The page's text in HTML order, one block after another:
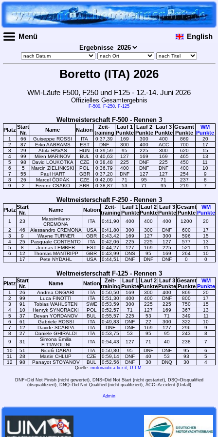
Menü English
Ergebnisse
Boretto (ITA) 2026
WM-Läufe F500, F250 und F125 - 12.-14. Juni 2026
Offizielles Gesamtergebnis
F-500, F-250, F-125
Weltmeisterschaft F-500 - Rennen 3
Platz Start
Nr.
Name Nation
Zeit-
training
Lauf 1
Punkte
Lauf 2
Punkte
Lauf 3
Punkte
Gesamt
Punkte
WM
Punkte
1 66 Guiseppe ROSSI ITA 0:37,39 169 300 400 869
20
2
87 Erko AABRAMS EST DNF 300 400 ACC 700
17
3
29 Attila HAVAS HUN 0:39,59 95 225 300 620
15
4
99 Milen MARINOV BUL 0:40,63 127 169 169 465
13
5
98 David LOUKOTKA CZE 0:38,48 225 DNF 225 450
11
6
5 Marcin ZIELIŃKSKI POL 0:36,79 400 DNF DNF 400
10
7
55 Paul HART GBR 0:37,20 DNF 127 127 254
9
8
26 Marcel ČOPÁK CZE 0:42,09 71 95 71 237
8
9
2 Ferenc CSAKO SRB 0:38,87 53 71 95 219 7
Weltmeisterschaft F-250 - Rennen 3
PlatzStart
Nr.
Name Nation
Zeit-
training
Lauf 1
Punkte
Lauf 2
Punkte
Lauf 3
Punkte
Gesamt
Punkte
WM
Punkte
1 23
Massimiliano
CREMONA
ITA 0:41,90 400 400 400 1200
20
2
46 Alessandro CREMONA USA 0:41,80 300 300 DNF 600
17
3
9 Wayne TURNER GBR 0:43,42 169 127 300 596
15
4
25 Pasquale CONTENTO ITA 0:42,06 225 225 127 577
13
5
8 Joonas LEMBER EST 0:44,27 127 169 225 521
11
6
12 Thomas MANTRIPP GBR 0:43,99 DNS 95 169 264
10
17
Pete NYDAHL USA 0:44,51 DNF DNF DNF 0 0
Weltmeisterschaft F-125 - Rennen 3
PlatzStart
Nr.
Name Nation
Zeit-
training
Lauf 1
Punkte
Lauf 2
Punkte
Lauf 3
Punkte
Gesamt
Punkte
WM
Punkte
1 26 Andrea ONGARI ITA 0:50,50 169 300 400 869
20
2
99 Luca FINOTTI ITA 0:51,30 400 400 DNF 800
17
3
91 Tobias WAHLSTEN SWE 0:53,59 300 225 225 750
15
4
10 Henryk SYNORACKI POL 0:52,57 71 127 169 367
13
5
37 Deyan YORDANOV BUL 0:55,57 225 53 71 349
11
6
61 Gabriele ROSSI ITA 0:49,83 DNF 22 300 322
10
7
12 Davide SCARPA ITA DNF DNF 169 127 296
9
8
27 Daniele GHIRALDI ITA 0:53,75 53 95 95 243
8
9
31
Simona Emilia
FITTAVOLINI
ITA 0:54,43 127 71 40 238
7
10
51 Nicolò DARAI ITA 0:50,80 95 DNF DNF 95
6
11
28 Martin CHLUP CZE 0:59,14 DNF 40 53 93
5
12
98 Panayot STOYANOV BUL 0:52,56 DNF 30 DNQ 30 4
Quelle: motonautica.ficr.it, U.I.M.
DNF=Did Not Finish (nicht gewertet), DNS=Did Not Start (nicht gestartet), DSQ=Disqualified
(disqualifiziert), DNQ=Did Not Qualified (nicht qualifiziert), ACC=Accident (Unfall)
Admin